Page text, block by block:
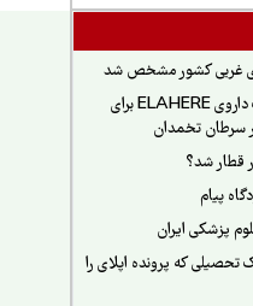
غربی کشور مشخص شد
کمک به تأمین مالی یا واردات داروی ELAHERE برای
سرطان تخمدان
قطار شد؟
پیام
پزشکی ایران
که پرونده اپلای را